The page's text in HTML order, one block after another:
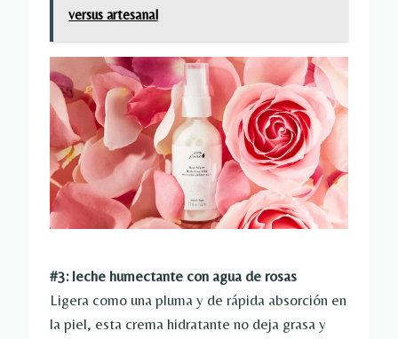
versus artesanal
#3: leche humectante con agua de rosas
Ligera como una pluma y de rápida absorción en
la piel, esta crema hidratante no deja grasa y